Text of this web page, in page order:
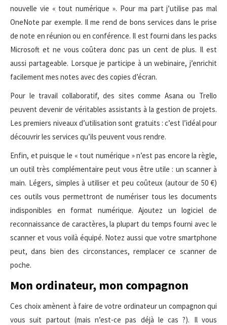
nouvelle vie « tout numérique ». Pour ma part j’utilise pas mal
OneNote par exemple. Il me rend de bons services dans le prise
de note en réunion ou en conférence. Il est fourni dans les packs
Microsoft et ne vous coûtera donc pas un cent de plus. Il est
aussi partageable. Lorsque je participe à un webinaire, j’enrichit
facilement mes notes avec des copies d’écran.
Pour le travail collaboratif, des sites comme Asana ou Trello
peuvent devenir de véritables assistants à la gestion de projets.
Les premiers niveaux d’utilisation sont gratuits : c’est l’idéal pour
découvrir les services qu’ils peuvent vous rendre.
Enfin, et puisque le « tout numérique » n’est pas encore la règle,
un outil très complémentaire peut vous être utile : un scanner à
main. Légers, simples à utiliser et peu coûteux (autour de 50 €)
ces outils vous permettront de numériser tous les documents
indisponibles en format numérique. Ajoutez un logiciel de
reconnaissance de caractères, la plupart du temps fourni avec le
scanner et vous voilà équipé. Notez aussi que votre smartphone
peut, dans bien des circonstances, remplacer ce scanner de
poche.
Mon ordinateur, mon compagnon
Ces choix amènent à faire de votre ordinateur un compagnon qui
vous suit partout (mais n’est-ce pas déjà le cas ?). Il vous